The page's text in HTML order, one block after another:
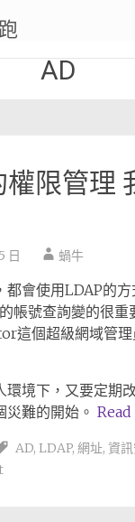
AD
權限管理
日 蝸牛
都會使用LDAP的
帳號查詢變的很重
這個超級網域管理
環境下，又要定期
難的開始。
AD, LDAP, 網址, 資